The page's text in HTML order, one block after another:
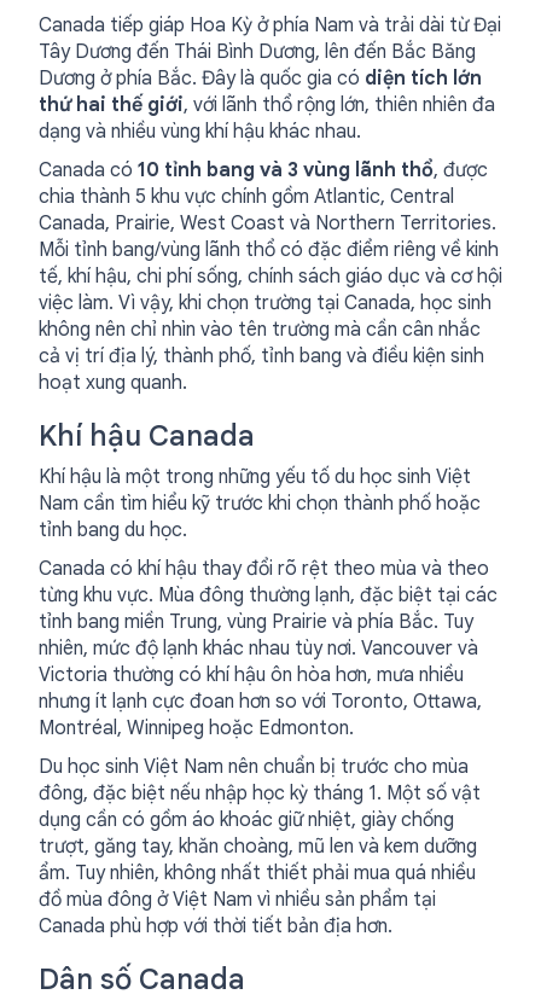
Canada tiếp giáp Hoa Kỳ ở phía Nam và trải dài từ Đại
Tây Dương đến Thái Bình Dương, lên đến Bắc Băng
Dương ở phía Bắc. Đây là quốc gia có diện tích lớn
thứ hai thế giới, với lãnh thổ rộng lớn, thiên nhiên đa
dạng và nhiều vùng khí hậu khác nhau.
Canada có 10 tỉnh bang và 3 vùng lãnh thổ, được
chia thành 5 khu vực chính gồm Atlantic, Central
Canada, Prairie, West Coast và Northern Territories.
Mỗi tỉnh bang/vùng lãnh thổ có đặc điểm riêng về kinh
tế, khí hậu, chi phí sống, chính sách giáo dục và cơ hội
việc làm. Vì vậy, khi chọn trường tại Canada, học sinh
không nên chỉ nhìn vào tên trường mà cần cân nhắc
cả vị trí địa lý, thành phố, tỉnh bang và điều kiện sinh
hoạt xung quanh.
Khí hậu Canada
Khí hậu là một trong những yếu tố du học sinh Việt
Nam cần tìm hiểu kỹ trước khi chọn thành phố hoặc
tỉnh bang du học.
Canada có khí hậu thay đổi rõ rệt theo mùa và theo
từng khu vực. Mùa đông thường lạnh, đặc biệt tại các
tỉnh bang miền Trung, vùng Prairie và phía Bắc. Tuy
nhiên, mức độ lạnh khác nhau tùy nơi. Vancouver và
Victoria thường có khí hậu ôn hòa hơn, mưa nhiều
nhưng ít lạnh cực đoan hơn so với Toronto, Ottawa,
Montréal, Winnipeg hoặc Edmonton.
Du học sinh Việt Nam nên chuẩn bị trước cho mùa
đông, đặc biệt nếu nhập học kỳ tháng 1. Một số vật
dụng cần có gồm áo khoác giữ nhiệt, giày chống
trượt, găng tay, khăn choàng, mũ len và kem dưỡng
ẩm. Tuy nhiên, không nhất thiết phải mua quá nhiều
đồ mùa đông ở Việt Nam vì nhiều sản phẩm tại
Canada phù hợp với thời tiết bản địa hơn.
Dân số Canada